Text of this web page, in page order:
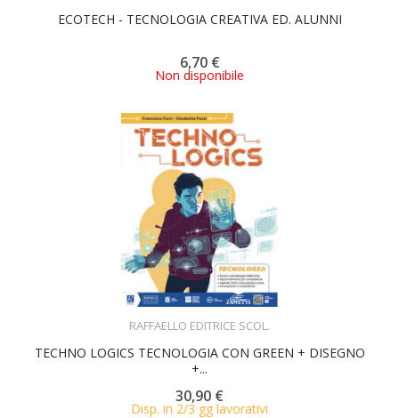
ECOTECH - TECNOLOGIA CREATIVA ED. ALUNNI
6,70 €
Non disponibile
RAFFAELLO EDITRICE SCOL.
TECHNO LOGICS TECNOLOGIA CON GREEN + DISEGNO
+...
30,90 €
Disp. in 2/3 gg lavorativi